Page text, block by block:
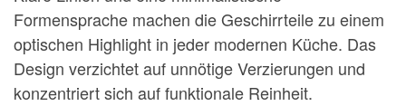
Formensprache machen die Geschirrteile zu einem
optischen Highlight in jeder modernen Küche. Das
Design verzichtet auf unnötige Verzierungen und
konzentriert sich auf funktionale Reinheit.